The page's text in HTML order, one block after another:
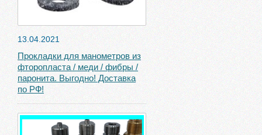
13.04.2021
Прокладки для манометров из
фторопласта / меди / фибры /
паронита. Выгодно! Доставка
по РФ!